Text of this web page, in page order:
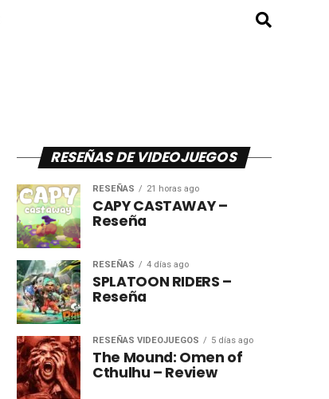
RESEÑAS DE VIDEOJUEGOS
RESEÑAS 21 horas ago
CAPY CASTAWAY –
Reseña
RESEÑAS 4 días ago
SPLATOON RIDERS –
Reseña
RESEÑAS VIDEOJUEGOS 5 días ago
The Mound: Omen of
Cthulhu – Review